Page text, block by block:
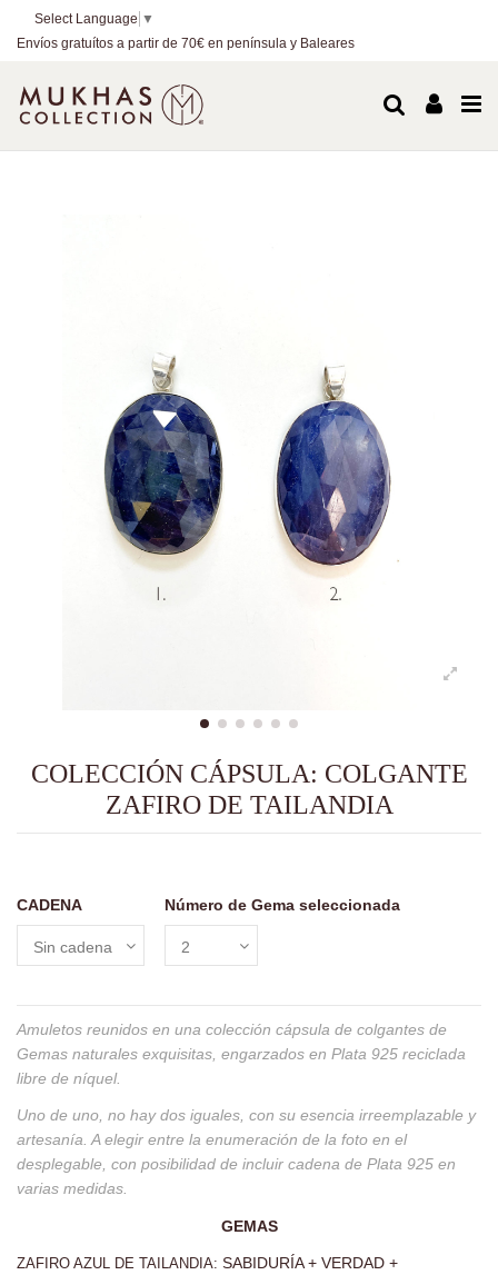
Select Language ▼
Envíos gratuítos a partir de 70€ en península y Baleares
COLECCIÓN CÁPSULA: COLGANTE
ZAFIRO DE TAILANDIA
CADENA Número de Gema seleccionada
Amuletos reunidos en una colección cápsula de colgantes de
Gemas naturales exquisitas, engarzados en Plata 925 reciclada
libre de níquel.
Uno de uno, no hay dos iguales, con su esencia irreemplazable y
artesanía. A elegir entre la enumeración de la foto en el
desplegable, con posibilidad de incluir cadena de Plata 925 en
varias medidas.
GEMAS
ZAFIRO AZUL DE TAILANDIA: SABIDURÍA + VERDAD +